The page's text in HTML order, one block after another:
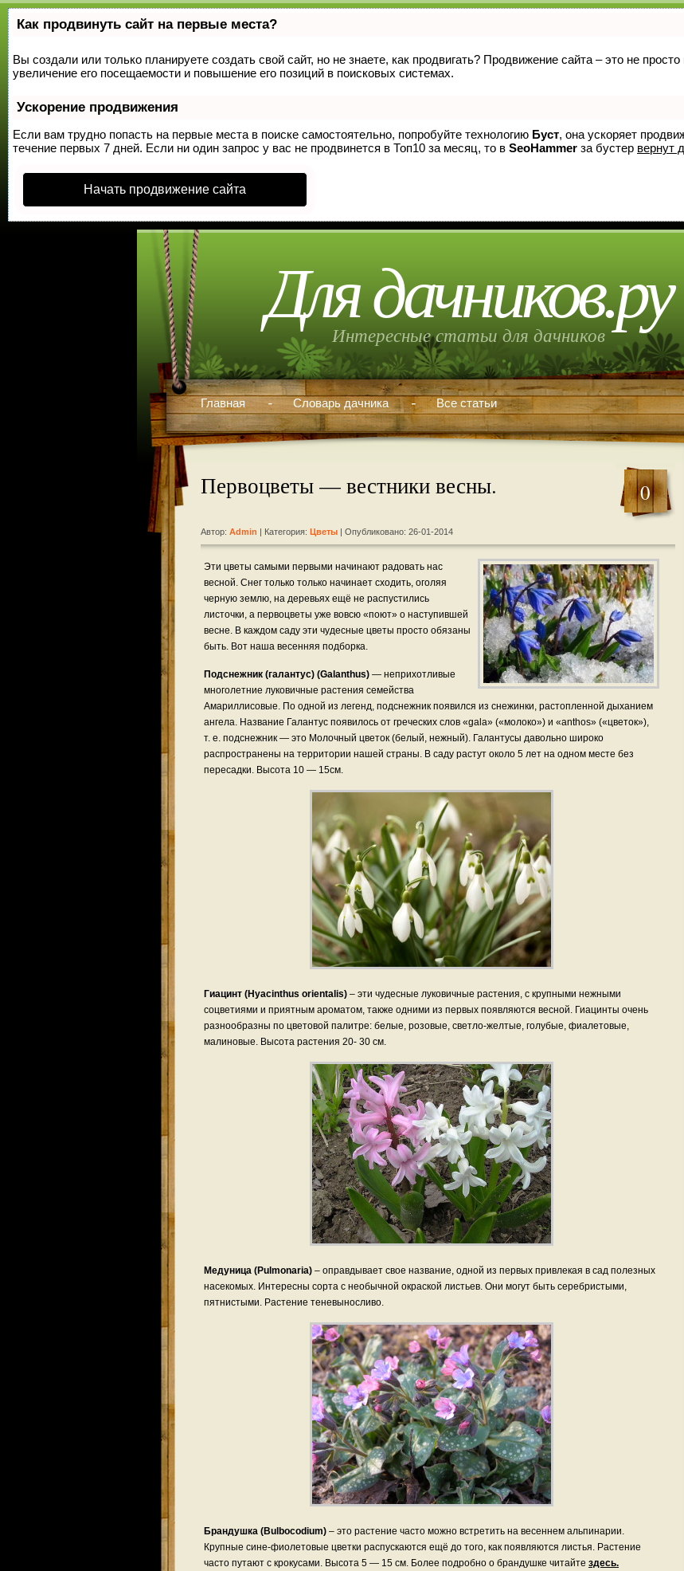
Как продвинуть сайт на первые места?
Вы создали или только планируете создать свой сайт, но не знаете, как продвигать? Продвижение сайта – это не
увеличение его посещаемости и повышение его позиций в поисковых системах.
Ускорение продвижения
Если вам трудно попасть на первые места в поиске самостоятельно, попробуйте технологию Буст, она ускоряет
течение первых 7 дней. Если ни один запрос у вас не продвинется в Топ10 за месяц, то в SeoHammer за бустер вернут
Начать продвижение сайта
Для дачников.ру
Интересные статьи для дачников
Главная Словарь дачника Все статьи
Первоцветы — вестники весны. 0
Автор: Admin | Категория: Цветы | Опубликовано: 26-01-2014
Эти цветы самыми первыми начинают радовать нас
весной. Снег только только начинает сходить, оголяя
черную землю, на деревьях ещё не распустились
листочки, а первоцветы уже вовсю «поют» о наступившей
весне. В каждом саду эти чудесные цветы просто обязаны
быть. Вот наша весенняя подборка.
Подснежник (галантус) (Galanthus) — неприхотливые
многолетние луковичные растения семейства
Амариллисовые. По одной из легенд, подснежник появился из снежинки, растопленной дыханием
ангела. Название Галантус появилось от греческих слов «gala» («молоко») и «anthos» («цветок»),
т. е. подснежник — это Молочный цветок (белый, нежный). Галантусы давольно широко
распространены на территории нашей страны. В саду растут около 5 лет на одном месте без
пересадки. Высота 10 — 15см.
Гиацинт (Hyacinthus orientalis) – эти чудесные луковичные растения, с крупными нежными
соцветиями и приятным ароматом, также одними из первых появляются весной. Гиацинты очень
разнообразны по цветовой палитре: белые, розовые, светло-желтые, голубые, фиалетовые,
малиновые. Высота растения 20- 30 см.
Медуница (Pulmonaria) – оправдывает свое название, одной из первых привлекая в сад полезных
насекомых. Интересны сорта с необычной окраской листьев. Они могут быть серебристыми,
пятнистыми. Растение теневыносливо.
Брандушка (Bulbocodium) – это растение часто можно встретить на весеннем альпинарии.
Крупные сине-фиолетовые цветки распускаются ещё до того, как появляются листья. Растение
часто путают с крокусами. Высота 5 — 15 см. Более подробно о брандушке читайте здесь.